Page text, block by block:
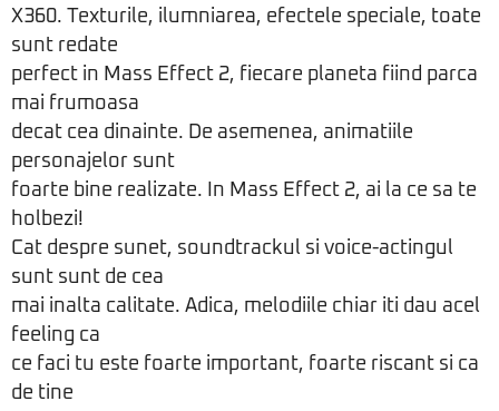
X360. Texturile, ilumniarea, efectele speciale, toate
sunt redate
perfect in Mass Effect 2, fiecare planeta fiind parca
mai frumoasa
decat cea dinainte. De asemenea, animatiile
personajelor sunt
foarte bine realizate. In Mass Effect 2, ai la ce sa te
holbezi!
Cat despre sunet, soundtrackul si voice-actingul
sunt sunt de cea
mai inalta calitate. Adica, melodiile chiar iti dau acel
feeling ca
ce faci tu este foarte important, foarte riscant si ca
de tine